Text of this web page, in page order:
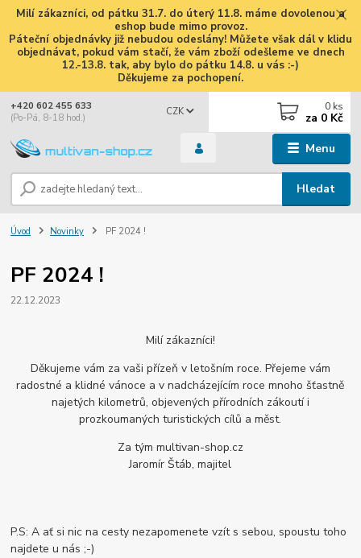
Milí zákazníci, od pátku 31.7. do úterý 11.8. máme dovolenou a
eshop bude mimo provoz.
Páteční objednávky již nebudou odeslány! Můžete však dál v klidu
objednávat, pokud vám stačí, že vám zboží odešleme ve dnech
12.-13.8. tak, aby bylo do pátku 14.8. u vás :-)
Děkujeme za pochopení.
Menu
CZK
Hledat
+420 602 455 633
(Po-Pá, 8-18 hod.)
0 ks
za 0 Kč
Úvod Novinky PF 2024 !
PF 2024 !
22.12.2023
Milí zákazníci!
Děkujeme vám za vaši přízeň v letošním roce. Přejeme vám
radostné a klidné vánoce a v nadcházejícím roce mnoho šťastně
najetých kilometrů, objevených přírodních zákoutí i
prozkoumaných turistických cílů a měst.
Za tým multivan-shop.cz
Jaromír Štáb, majitel
P.S: A ať si nic na cesty nezapomenete vzít s sebou, spoustu toho
najdete u nás ;-)